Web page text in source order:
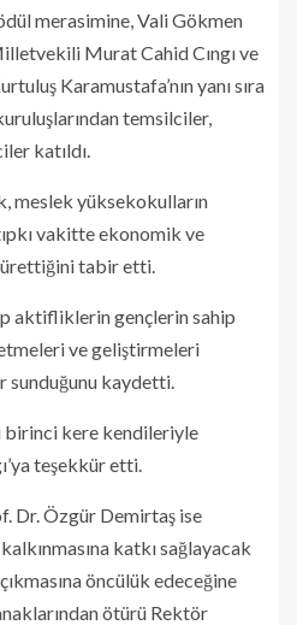
merasimine, Vali Gökmen
Murat Cahid Cıngı ve
Karamustafa’nın yanı sıra
temsilciler,
katıldı.
meslek yüksekokulların
vakitte ekonomik ve
ürettiğini tabir etti.
aktifliklerin gençlerin sahip
ve geliştirmeleri
sunduğunu kaydetti.
kere kendileriyle
teşekkür etti.
Dr. Özgür Demirtaş ise
katkı sağlayacak
öncülük edeceğine
ötürü Rektör